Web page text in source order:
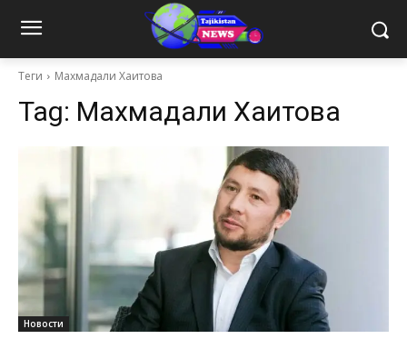
Теги Махмадали Хаитова
Tag: Махмадали Хаитова
Новости